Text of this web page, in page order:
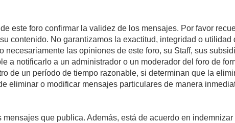
este foro confirmar la validez de los mensajes. Por favor
contenido. No garantizamos la exactitud, integridad o
las opiniones de este foro, su Staff, sus
notificarlo a un administrador o un moderador del foro de
de un período de tiempo razonable, si determinan que la
eliminar o modificar mensajes particulares de manera
que publica. Además, está de acuerdo en